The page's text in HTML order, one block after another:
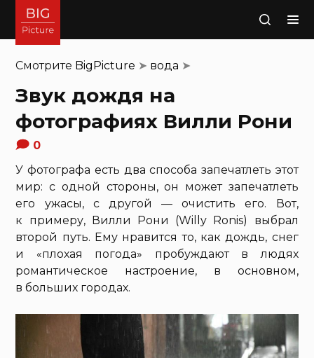
Поиск
Смотрите BigPicture ➤ вода ➤
Звук дождя на
фотографиях Вилли Рони
0
У фотографа есть два способа запечатлеть этот
мир: с одной стороны, он может запечатлеть
его ужасы, с другой — очистить его. Вот,
к примеру, Вилли Рони (Willy Ronis) выбрал
второй путь. Ему нравится то, как дождь, снег
и «плохая погода» пробуждают в людях
романтическое настроение, в основном,
в больших городах.